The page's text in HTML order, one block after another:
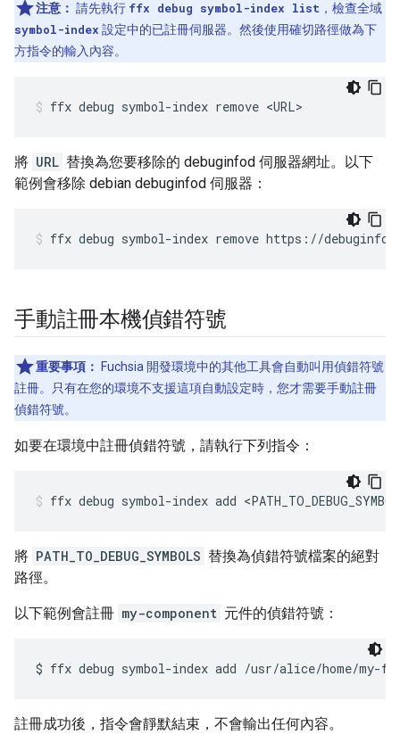
注意： 請先執行 ffx debug symbol-index list ，檢查全域
symbol-index 設定中的已註冊伺服器。然後使用確切路徑做為下
方指令的輸入內容。
ffx debug symbol-index remove <URL>
將 URL 替換為您要移除的 debuginfod 伺服器網址。以下
範例會移除 debian debuginfod 伺服器：
ffx debug symbol-index remove https://
手動註冊本機偵錯符號
重要事項：
Fuchsia 開發環境中的其他工具會自動叫用偵錯符號
註冊。只有在您的環境不支援這項自動設定時，您才需要手動註冊
偵錯符號。
如要在環境中註冊偵錯符號，請執行下列指令：
ffx debug symbol-index add
將 PATH_TO_DEBUG_SYMBOLS 替換為偵錯符號檔案的絕對
路徑。
以下範例會註冊 my-component 元件的偵錯符號：
註冊成功後，指令會靜默結束，不會輸出任何內容。